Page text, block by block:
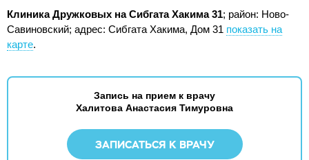
Клиника Дружковых на Сибгата Хакима 31; район: Ново-
Савиновский; адрес: Сибгата Хакима, Дом 31 показать на
карте.
Запись на прием к врачу
Халитова Анастасия Тимуровна
ЗАПИСАТЬСЯ К ВРАЧУ